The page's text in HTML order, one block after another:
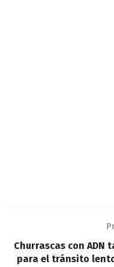
Churrascas con
para el tránsito